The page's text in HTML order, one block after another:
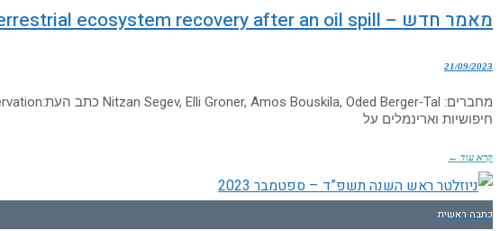
מאמר חדש – Can microhabitat preferences of ground‑dwelling insects be a good indicator for terrestrial ecosystem recovery after an oil spill?
21/09/2023
חיפושיות וארינמלים על
קרא עוד ←
כתבה ראשית